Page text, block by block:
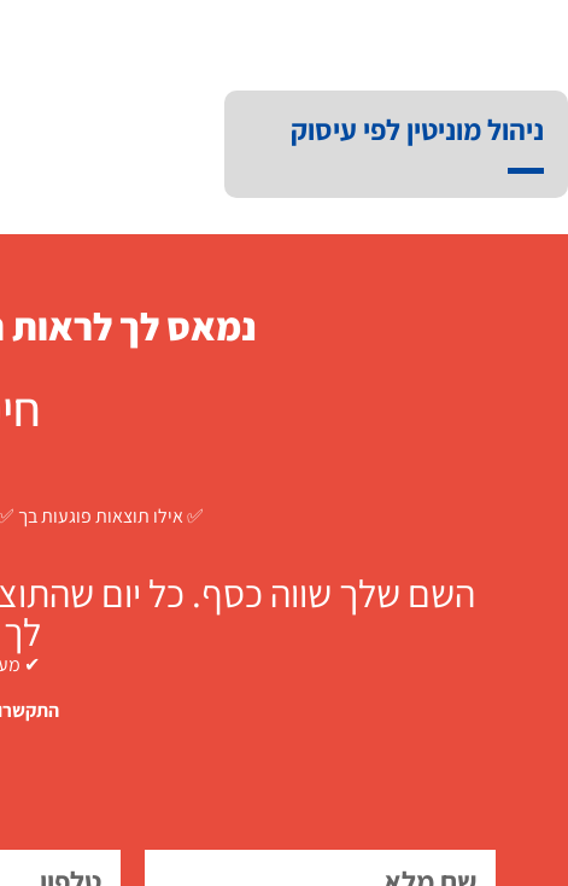
ניהול מוניטין לפי עיסוק
נמאס לך לראות
✅ אילו תוצאות פוגעות בך
השם שלך שווה כסף. כל יום
✔